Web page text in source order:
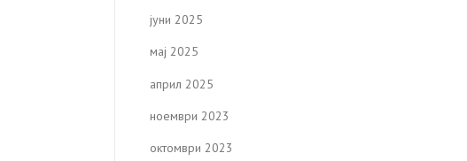
јуни 2025
мај 2025
април 2025
ноември 2023
октомври 2023